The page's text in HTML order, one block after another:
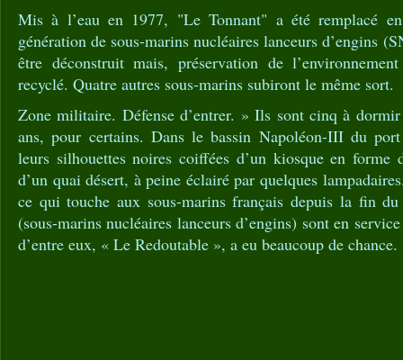
Mis à l’eau en 1977, "Le Tonnant" a été remplacé
génération de sous-marins nucléaires lanceurs d’engins
être déconstruit mais, préservation de
recyclé. Quatre autres sous-marins subiront le même sort.
Zone militaire. Défense d’entrer. » Ils sont cinq à
ans, pour certains. Dans le bassin Napoléon-III du
leurs silhouettes noires coiffées d’un kiosque en forme
d’un quai désert, à peine éclairé par quelques
ce qui touche aux sous-marins français depuis la fin
(sous-marins nucléaires lanceurs d’engins) sont en
d’entre eux, « Le Redoutable », a eu beaucoup de chance.